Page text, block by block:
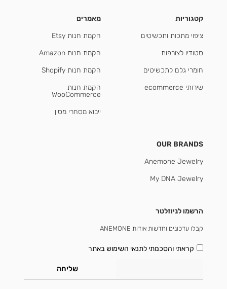
קטגוריות
ציפוי מתכות ותכשיטים
סטודיו לצורפות
חומרי גלם לתכשיטים
שירותי ecommerce
מאמרים
הקמת חנות Etsy
הקמת חנות Amazon
הקמת חנות Shopify
הקמת חנות
WooCommerce
ייבוא מסחרי מסין
OUR BRANDS
Anemone Jewelry
My DNA Jewelry
הרשמו לניוזלטר
קבלו עדכונים וחדשות אודות ANEMONE
קראתי והסכמתילתנאי השימוש באתר
שליחה